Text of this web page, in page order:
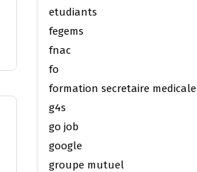
etudiants
fegems
fnac
fo
formation secretaire medicale
g4s
go job
google
groupe mutuel